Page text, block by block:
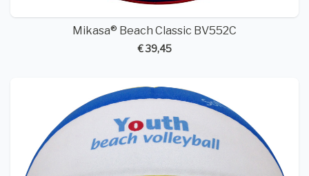
Mikasa® Beach Classic BV552C
€ 39,45